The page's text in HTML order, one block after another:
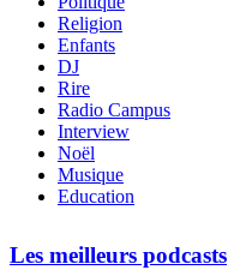
Religion
Enfants
DJ
Rire
Radio Campus
Interview
Noël
Musique
Education
Les meilleurs podcasts